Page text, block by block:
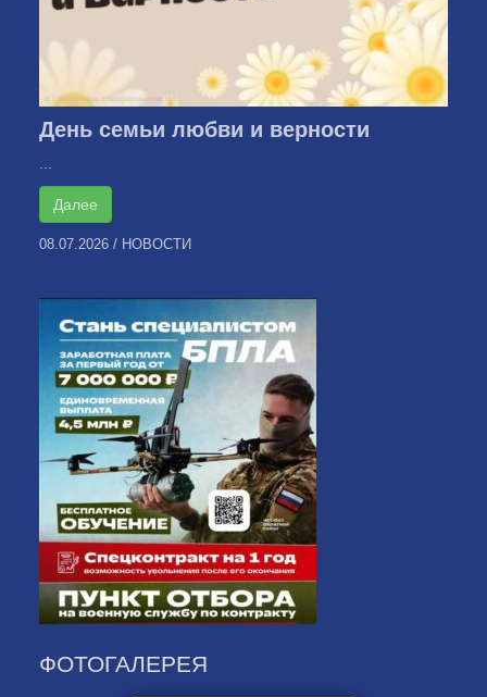
День семьи любви и верности
Далее
08.07.2026 / НОВОСТИ
ФОТОГАЛЕРЕЯ